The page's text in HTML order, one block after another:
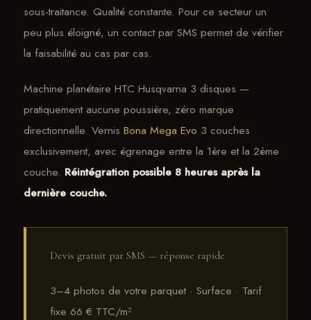
sous-traitance. Qualité constante. Pour ce secteur un
peu plus éloigné, un contact par SMS permet de vérifier
la faisabilité au cas par cas.
Machine planétaire HTC Husqvarna 3 disques —
pratiquement aucune poussière, zéro marque
directionnelle. Vernis Bona Mega Evo 3 couches
exclusivement, avec égrenage entre la 1ère et la 2ème
couche. Réintégration possible 8 heures après la
dernière couche.
Devis gratuit par SMS — réponse rapide
3–4 photos de votre parquet · Surface · Tarif
fixe 66 € TTC/m²